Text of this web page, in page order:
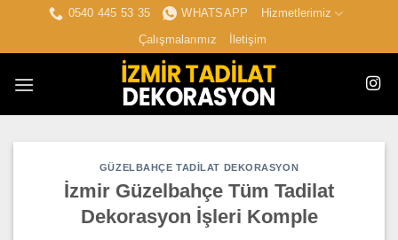
0540 445 53 35 WHATSAPP
Hizmetlerimiz
Çalışmalarımız
İletişim
GÜZELBAHÇE TADILAT DEKORASYON
İzmir Güzelbahçe Tüm Tadilat
Dekorasyon İşleri Komple